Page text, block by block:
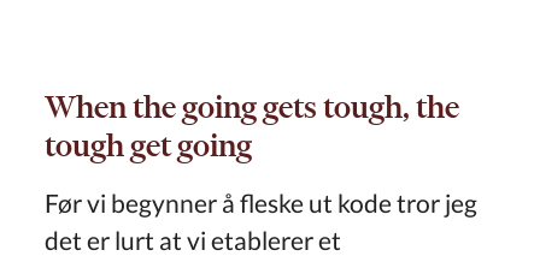
When the going gets tough, the
tough get going
Før vi begynner å fleske ut kode tror jeg
det er lurt at vi etablerer et